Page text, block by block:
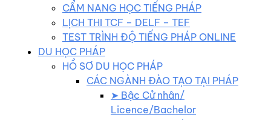
CẨM NANG HỌC TIẾNG PHÁP
LỊCH THI TCF – DELF – TEF
TEST TRÌNH ĐỘ TIẾNG PHÁP ONLINE
DU HỌC PHÁP
HỒ SƠ DU HỌC PHÁP
CÁC NGÀNH ĐÀO TẠO TẠI PHÁP
➤ Bậc Cử nhân/
Licence/Bachelor